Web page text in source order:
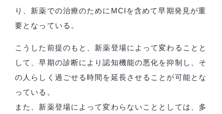
り、新薬での治療のためにMCIを含めて早期発見が重
要となっている。
こうした前提のもと、新薬登場によって変わることと
して、早期の診断により認知機能の悪化を抑制し、そ
の人らしく過ごせる時間を延長させることが可能とな
っている。
また、新薬登場によって変わらないこととしては、多